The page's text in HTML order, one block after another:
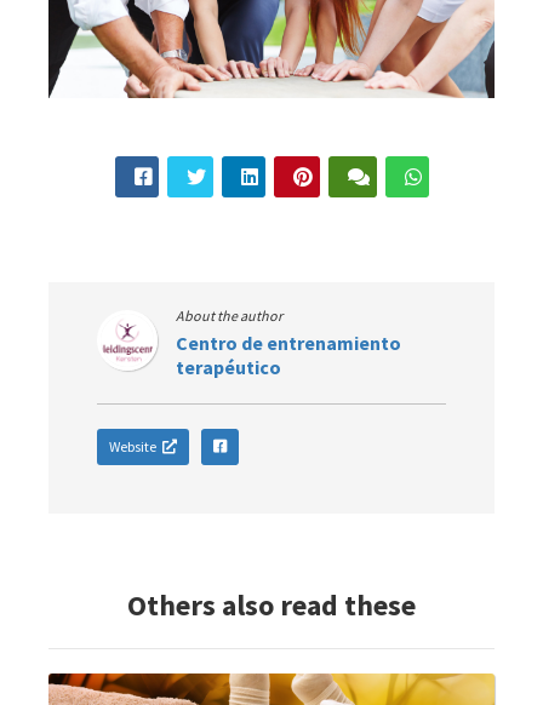
About the author
Centro de entrenamiento
terapéutico
Website
Others also read these